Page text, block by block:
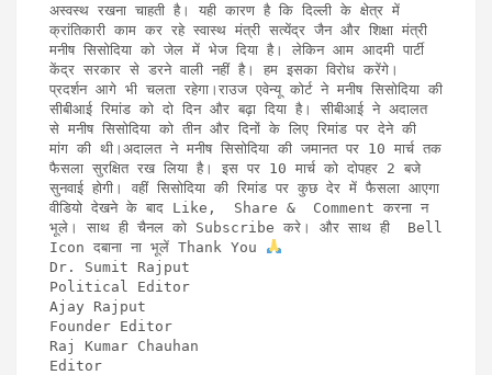
अस्वस्थ रखना चाहती है। यही कारण है कि दिल्ली के क्षेत्र में
क्रांतिकारी काम कर रहे स्वास्थ मंत्री सत्येंद्र जैन और शिक्षा मंत्री
मनीष सिसोदिया को जेल में भेज दिया है। लेकिन आम आदमी पार्टी
केंद्र सरकार से डरने वाली नहीं है। हम इसका विरोध करेंगे।
प्रदर्शन आगे भी चलता रहेगा।राउज एवेन्यू कोर्ट ने मनीष सिसोदिया की
सीबीआई रिमांड को दो दिन और बढ़ा दिया है। सीबीआई ने अदालत
से मनीष सिसोदिया को तीन और दिनों के लिए रिमांड पर देने की
मांग की थी।अदालत ने मनीष सिसोदिया की जमानत पर 10 मार्च तक
फैसला सुरक्षित रख लिया है। इस पर 10 मार्च को दोपहर 2 बजे
सुनवाई होगी। वहीं सिसोदिया की रिमांड पर कुछ देर में फैसला आएगा
वीडियो देखने के बाद Like,  Share &  Comment करना न
भूले। साथ ही चैनल को Subscribe करे। और साथ ही  Bell
Icon दबाना ना भूलें Thank You
Dr. Sumit Rajput
Political Editor
Ajay Rajput
Founder Editor
Raj Kumar Chauhan
Editor